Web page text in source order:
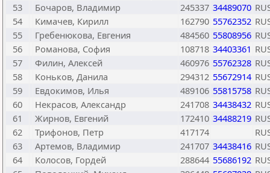
53
Бочаров, Владимир 245337 34489070
54
Кимачев, Кирилл 162790 55762352
55
Гребенюкова, Евгения 484560 55808956
56
Романова, София 108718 34403361
57
Филин, Алексей 460976 55762328
58
Коньков, Данила 294312 55672914
59
Евдокимов, Илья 489106 55815758
60
Некрасов, Александр 241708 34438432
61
Жирнов, Евгений 172410 34488219
62
Трифонов, Петр 417174
63
Артемов, Владимир 241707 34438416
64
Колосов, Гордей 288644 55686192